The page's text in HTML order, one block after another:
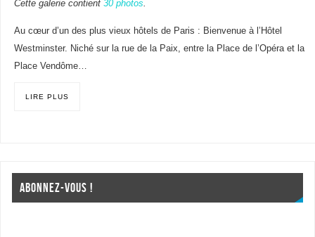
Cette galerie contient 30 photos.
Au cœur d’un des plus vieux hôtels de Paris : Bienvenue à l’Hôtel
Westminster. Niché sur la rue de la Paix, entre la Place de l’Opéra et la
Place Vendôme…
LIRE PLUS
ABONNEZ-VOUS !